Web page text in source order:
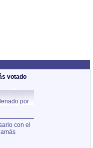
votado
por
con el